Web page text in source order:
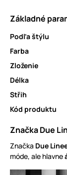
Základné
Podľa štýlu
Farba
Zloženie
Délka
Střih
Kód produktu
Značka Due
Značka Due
móde, ale hlavne